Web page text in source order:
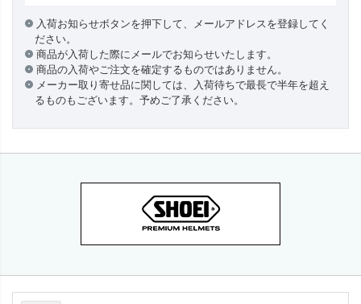
入荷お知らせボタンを押下して、メールアドレスを登録してく
ださい。
商品が入荷した際にメールでお知らせいたします。
商品の入荷やご注文を確定するものではありません。
メーカー取り寄せ品に関しては、入荷待ちで最長で半年を超え
るものもございます。予めご了承ください。